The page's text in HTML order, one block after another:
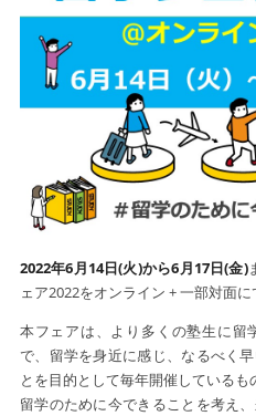
2022年6月14日(火)から6月17日(金)
ェア2022をオンライン + 一部対面に
本フェアは、より多くの塾生に留
で、留学を身近に感じ、なるべく
とを目的として毎年開催しているも
留学のために今できることを考え